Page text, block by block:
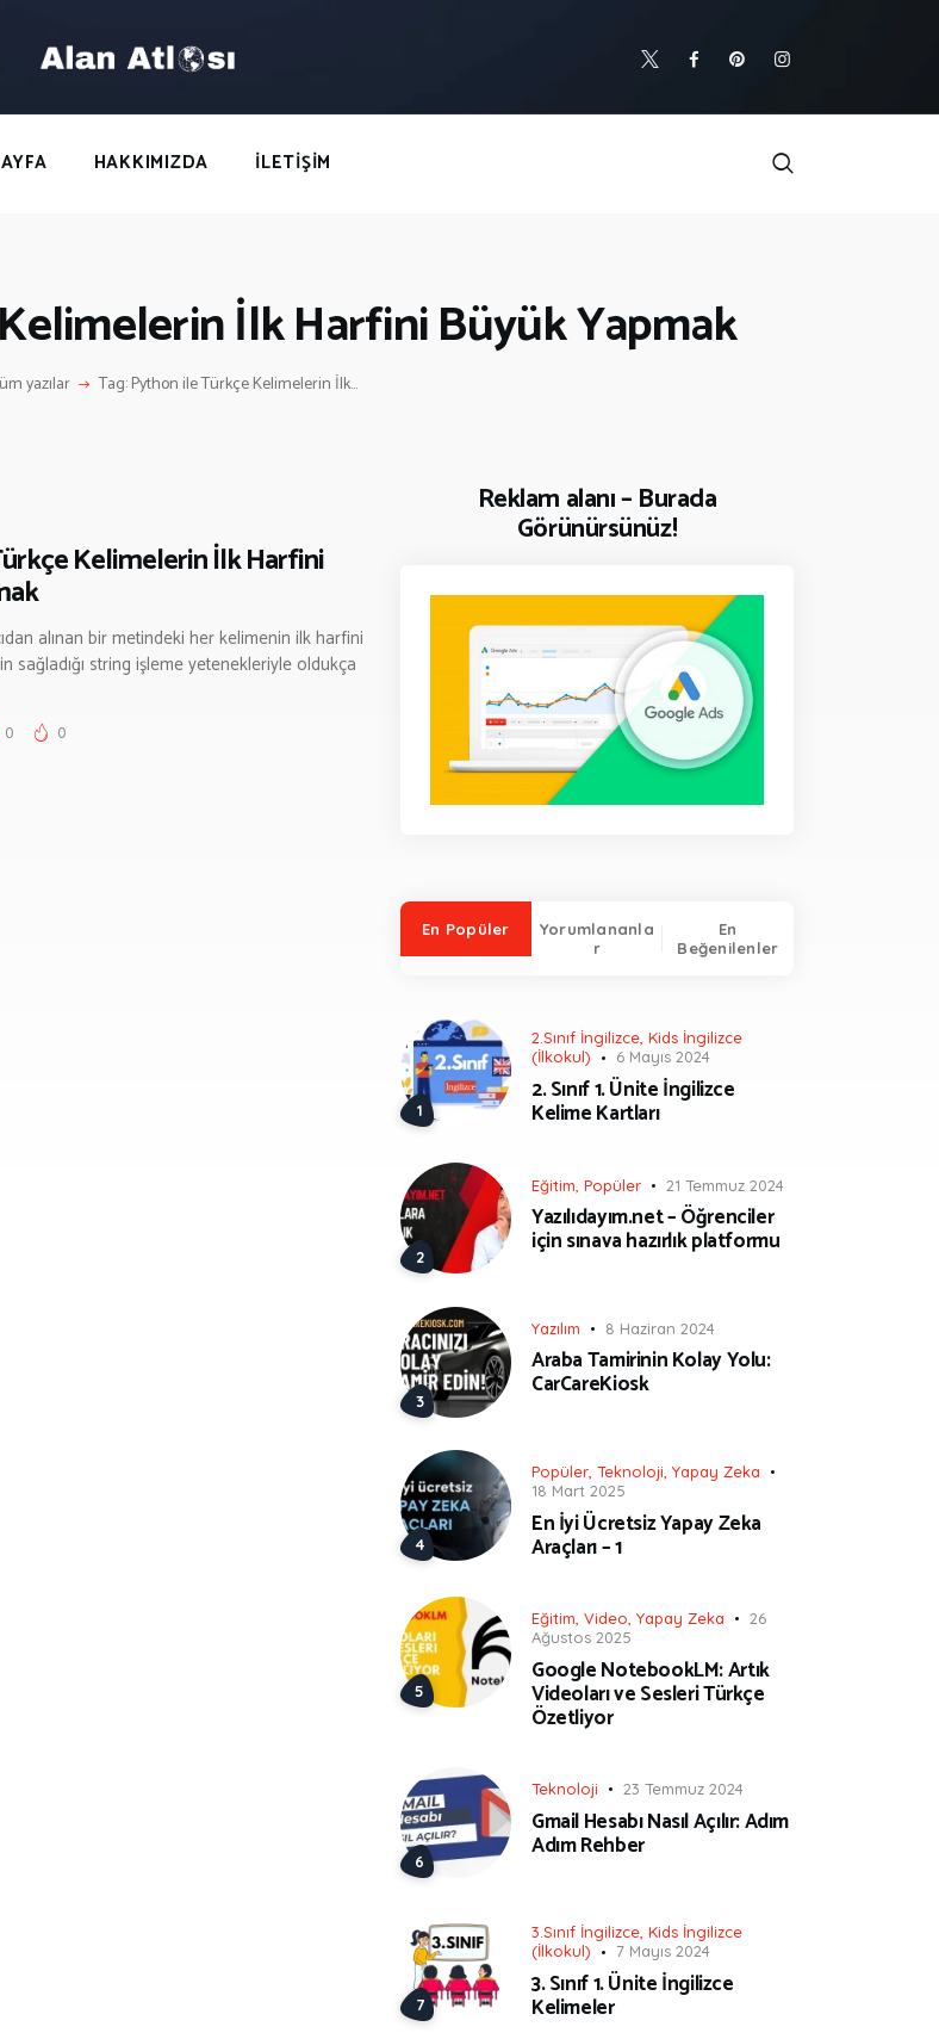
HAKKIMIZDA İLETIŞIM
İlk Harfini Büyük Yapmak
yazılar Tag: Python ile Türkçe Kelimelerin İlk...
Kelimelerin İlk Harfini
alınan bir metindeki her kelimenin ilk harfini
sağladığı string işleme yetenekleriyle oldukça
0 0
Reklam alanı – Burada
Görünürsünüz!
En Popüler
Yorumlananla
r
En
Beğenilenler
2.Sınıf İngilizce, Kids İngilizce
(İlkokul)
6 Mayıs 2024
2. Sınıf 1. Ünite İngilizce
Kelime Kartları
Eğitim Popüler 21 Temmuz 2024
Yazılıdayım.net – Öğrenciler
için sınava hazırlık platformu
Yazılım 8 Haziran 2024
Araba Tamirinin Kolay Yolu:
CarCareKiosk
Popüler Teknoloji Yapay Zeka
18 Mart 2025
En İyi Ücretsiz Yapay Zeka
Araçları – 1
Eğitim Video Yapay Zeka
26
Ağustos 2025
Google NotebookLM: Artık
Videoları ve Sesleri Türkçe
Özetliyor
Teknoloji 23 Temmuz 2024
Gmail Hesabı Nasıl Açılır: Adım
Adım Rehber
3.Sınıf İngilizce, Kids İngilizce
(İlkokul)
7 Mayıs 2024
3. Sınıf 1. Ünite İngilizce
Kelimeler